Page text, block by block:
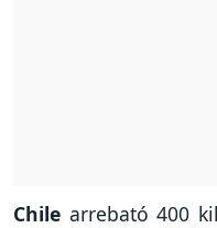
Chile arrebató 400